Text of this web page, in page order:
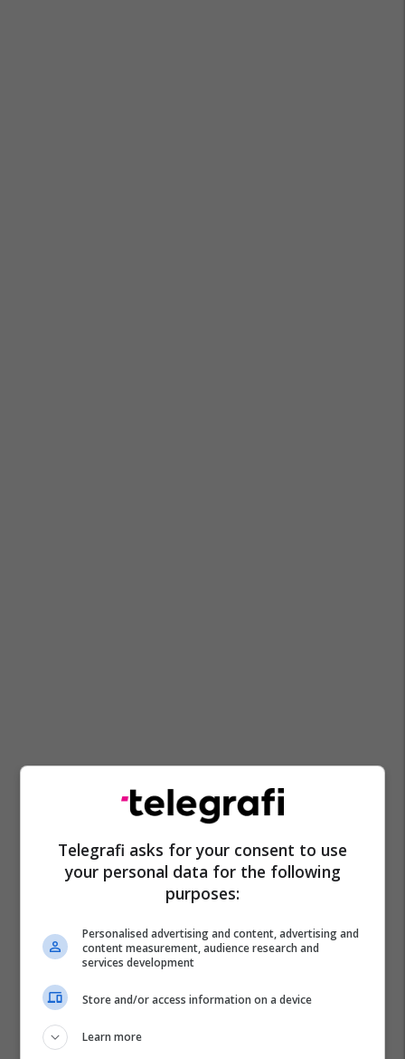
Ziadin Sela
Ministria E Arsimit Dhe Shkencës - Maqedoni
Aleanca Për Shqiptarët - Ash
Telegrafi asks for your consent to use
your personal data for the following
purposes:
Personalised advertising and content, advertising and
content measurement, audience research and
services development
Store and/or access information on a device
Learn more